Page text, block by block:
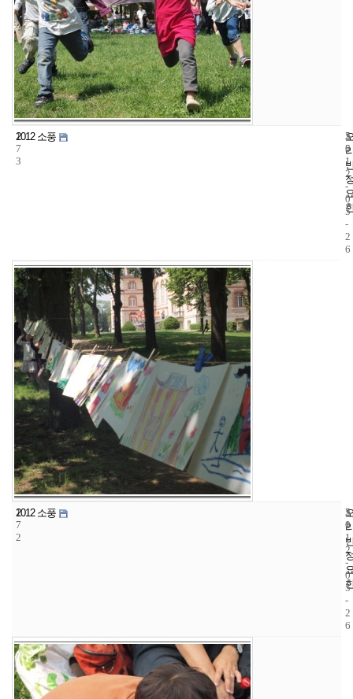
1
7
3
2012 소풍
5
5
2
0
1
2
-
0
5
-
2
6
1
7
2
2012 소풍
5
1
2
0
1
2
-
0
5
-
2
6